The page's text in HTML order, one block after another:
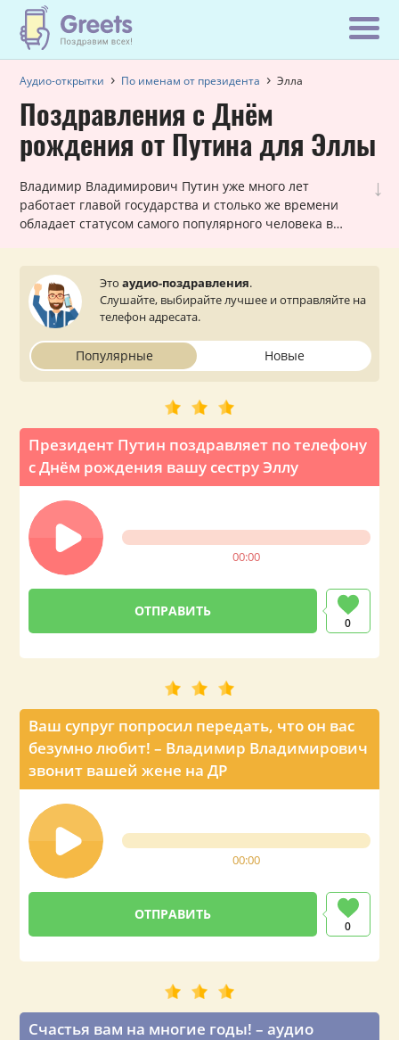
Аудио-открытки По именам от президента Элла
Поздравления с Днём
рождения от Путина для Эллы
↓
Владимир Владимирович Путин уже много лет
работает главой государства и столько же времени
обладает статусом самого популярного человека в
всегда в топе самых заказываемых именных
поздравлений. Они всегда уникальны для каждой
женщины и оставляют очень приятное впечатление.
статус (по желанию) и звонок от президента поступит
на телефон вашей близкой или знакомой Элле.
Этоаудио-поздравления.
Слушайте, выбирайте лучшее и отправляйте на
телефон адресата.
Популярные Новые
Президент Путин поздравляет по телефону
с Днём рождения вашу сестру Эллу
00:00
0
Ваш супруг попросил передать, что он вас
безумно любит! – Владимир Владимирович
звонит вашей жене на ДР
00:00
0
Счастья вам на многие годы! – аудио